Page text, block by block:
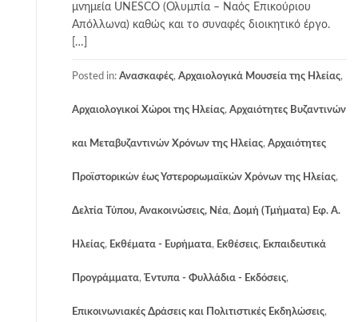
μνημεία UNESCO (Ολυμπία – Ναός Επικούριου
Απόλλωνα) καθώς και το συναφές διοικητικό έργο.
[…]
Posted in: Ανασκαφές, Αρχαιολογικά Μουσεία της Ηλείας,
Αρχαιολογικοί Χώροι της Ηλείας, Αρχαιότητες Βυζαντινών
και Μεταβυζαντινών Χρόνων της Ηλείας, Αρχαιότητες
Προϊστορικών έως Υστερορωμαϊκών Χρόνων της Ηλείας,
Δελτία Τύπου, Ανακοινώσεις, Νέα, Δομή (Τμήματα) Εφ. Α.
Ηλείας, Εκθέματα - Ευρήματα, Εκθέσεις, Εκπαιδευτικά
Προγράμματα, Έντυπα - Φυλλάδια - Εκδόσεις,
Επικοινωνιακές Δράσεις και Πολιτιστικές Εκδηλώσεις,